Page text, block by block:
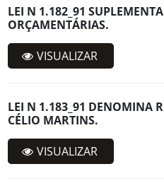
LEI N 1.182_91
ORÇAMENTÁRIAS.
VISUALIZAR
LEI N 1.183_91 DENOMINA
CÉLIO MARTINS.
VISUALIZAR